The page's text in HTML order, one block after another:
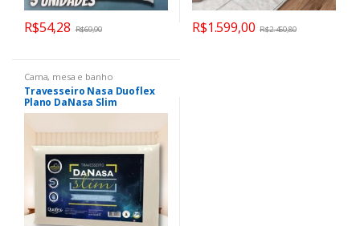
R$54,28 R$69,90 R$1.599,00 R$2.460,80
Cama, mesa e banho
Travesseiro Nasa Duoflex
Plano DaNasa Slim